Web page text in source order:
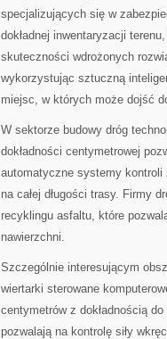
specjalizujących się w
dokładnej inwentaryzacji
skuteczności wdrożonych
wykorzystując sztuczną
miejsc, w których może dojść
W sektorze budowy dróg
dokładności centymetrowej
automatyczne systemy kontroli
na całej długości trasy. Firmy
recyklingu asfaltu, które
nawierzchni.
Szczególnie interesującym
wiertarki sterowane
centymetrów z dokładnością
pozwalają na kontrolę siły